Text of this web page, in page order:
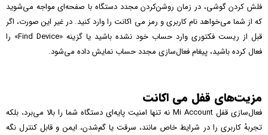
فلش کردن گوشی، در زمان روشن‌کردن مجدد دستگاه با صفحه‌ای مواجه می‌شوید
که از شما می‌خواهد نام کاربری و رمز می اکانت را وارد کنید. در غیر این صورت، اگر
قبل از ریست فکتوری وارد حساب خود نشده باشید یا گزینه «Find Device» را
فعال کرده باشید، پیغام فعال‌سازی مجدد حساب نمایش داده می‌شود.
مزیت‌های قفل می اکانت
فعال‌سازی قفل Mi Account نه تنها امنیت پایه‌ای دستگاه شما را بالا می‌برد، بلکه
تجربهٔ کاربری را در شرایط خاص مانند، سرقت یا گم‌شدن، ایمن و قابل کنترل نگه